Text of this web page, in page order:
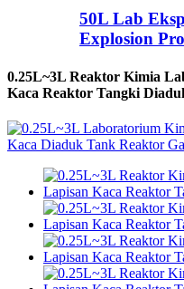
50L Lab
Explosion
0.25L~3L Reaktor Kimia
Kaca Reaktor Tangki